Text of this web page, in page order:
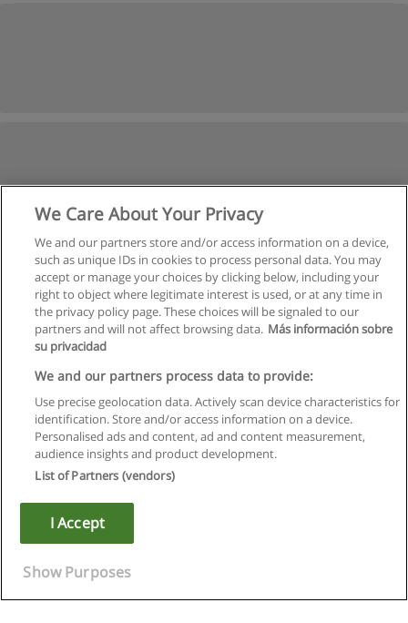
Правила пользования
Конфиденциальность информации
Copyright © Educaedu Business S.L. - CIF : B-95610580: -
We Care About Your Privacy
We and our partners store and/or access information on a device,
such as unique IDs in cookies to process personal data. You may
accept or manage your choices by clicking below, including your
right to object where legitimate interest is used, or at any time in
the privacy policy page. These choices will be signaled to our
partners and will not affect browsing data. Más información sobre
su privacidad
We and our partners process data to provide:
Use precise geolocation data. Actively scan device characteristics for
identification. Store and/or access information on a device.
Personalised ads and content, ad and content measurement,
audience insights and product development.
List of Partners (vendors)
I Accept
Show Purposes